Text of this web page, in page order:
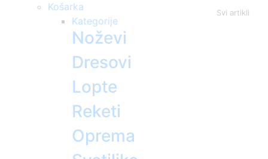
Svi artikli
Košarka
Kategorije
Noževi
Dresovi
Lopte
Reketi
Oprema